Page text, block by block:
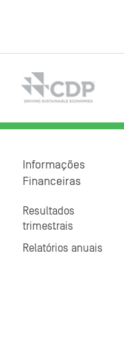
Informações
Financeiras
Resultados
trimestrais
Relatórios anuais